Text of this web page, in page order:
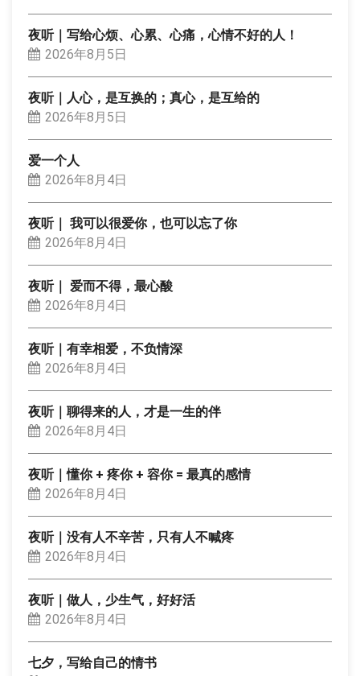
夜听｜写给心烦、心累、心痛，心情不好的人！
2026年8月5日
夜听｜人心，是互换的；真心，是互给的
2026年8月5日
爱一个人
2026年8月4日
夜听｜ 我可以很爱你，也可以忘了你
2026年8月4日
夜听｜ 爱而不得，最心酸
2026年8月4日
夜听｜有幸相爱，不负情深
2026年8月4日
夜听｜聊得来的人，才是一生的伴
2026年8月4日
夜听｜懂你 + 疼你 + 容你 = 最真的感情
2026年8月4日
夜听｜没有人不辛苦，只有人不喊疼
2026年8月4日
夜听｜做人，少生气，好好活
2026年8月4日
七夕，写给自己的情书